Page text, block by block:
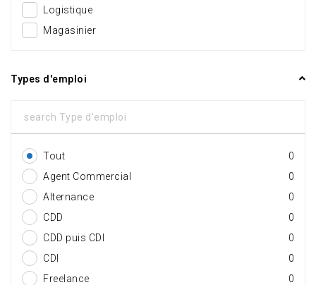
Logistique
Magasinier
Types d'emploi
Tout
0
Agent Commercial
0
Alternance
0
CDD
0
CDD puis CDI
0
CDI
0
Freelance
0